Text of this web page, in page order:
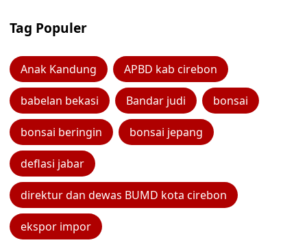
Tag Populer
Anak Kandung APBD kab cirebon
babelan bekasi Bandar judi bonsai
bonsai beringin bonsai jepang
deflasi jabar
direktur dan dewas BUMD kota cirebon
ekspor impor